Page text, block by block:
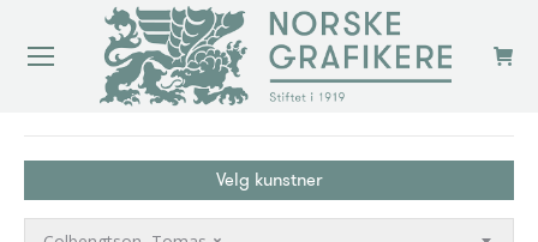
Velg kunstner